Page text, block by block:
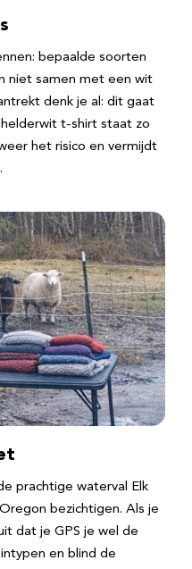
bepaalde soorten
niet samen met een wit
denk je al: dit gaat
helderwit t-shirt staat zo
het risico en vermijdt
prachtige waterval Elk
bezichtigen. Als je
dat je GPS je wel de
en blind de